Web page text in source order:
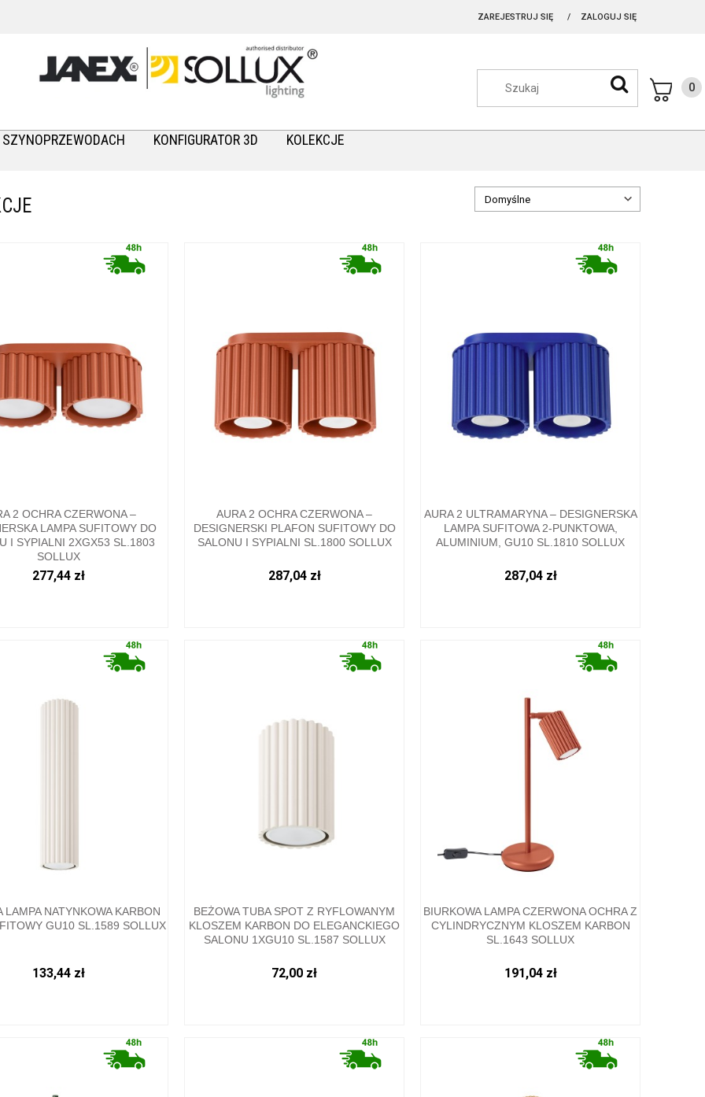
ZAREJESTRUJ SIĘ ZALOGUJ SIĘ
KONFIGURATOR 3D KOLEKCJE
2 OCHRA CZERWONA –
LAMPA SUFITOWY DO
I SYPIALNI 2XGX53 SL.1803
SOLLUX
277,44 zł
AURA 2 OCHRA CZERWONA –
DESIGNERSKI PLAFON SUFITOWY DO
SALONU I SYPIALNI SL.1800 SOLLUX
287,04 zł
AURA 2 ULTRAMARYNA – DESIGNERSKA
LAMPA SUFITOWA 2-PUNKTOWA,
ALUMINIUM, GU10 SL.1810 SOLLUX
287,04 zł
LAMPA NATYNKOWA KARBON
GU10 SL.1589 SOLLUX
133,44 zł
BEŻOWA TUBA SPOT Z RYFLOWANYM
KLOSZEM KARBON DO ELEGANCKIEGO
SALONU 1XGU10 SL.1587 SOLLUX
72,00 zł
BIURKOWA LAMPA CZERWONA OCHRA Z
CYLINDRYCZNYM KLOSZEM KARBON
SL.1643 SOLLUX
191,04 zł